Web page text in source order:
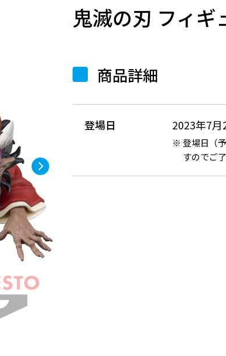
鬼滅の刃 フィ
商品詳細
登場日 2023年7月
登場日（
すのでご